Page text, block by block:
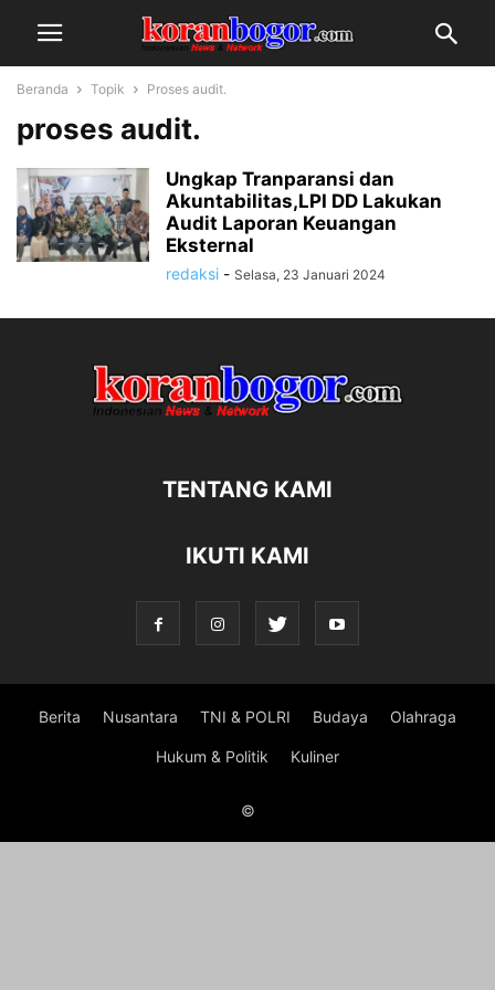
Beranda Topik Proses audit.
proses audit.
Ungkap Tranparansi dan
Akuntabilitas,LPI DD Lakukan
Audit Laporan Keuangan
Eksternal
redaksi - Selasa, 23 Januari 2024
TENTANG KAMI
IKUTI KAMI
Berita Nusantara TNI & POLRI Budaya Olahraga
Hukum & Politik Kuliner
©